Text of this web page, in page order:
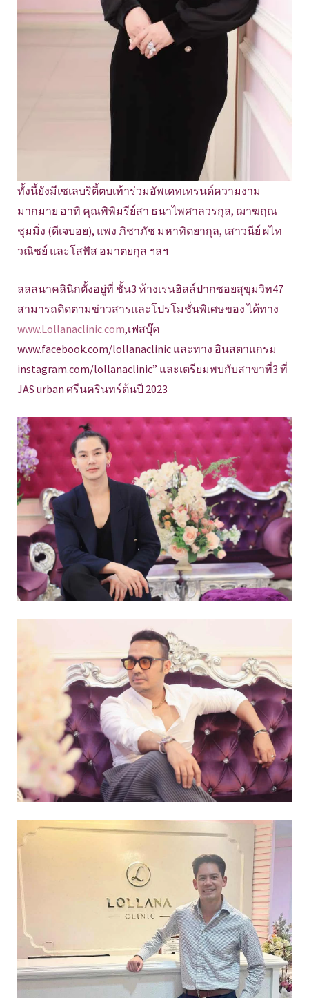
ทั้งนี้ยังมีเซเลบริตี้ตบเท้าร่วมอัพเดทเทรนด์ความงาม
มากมาย อาทิ คุณพิพิมรีย์สา ธนาไพศาลวรกุล, ฌาฆฤณ
ชุมมิ่ง (ดีเจบอย), แพง ภิชาภัช มหาทิตยากุล, เสาวนีย์ ผไท
วณิชย์ และโสฬัส อมาตยกุล ฯลฯ
ลลลนาคลินิกตั้งอยู่ที่ ชั้น3 ห้างเรนฮิลล์ปากซอยสุขุมวิท47
สามารถติดตามข่าวสารและโปรโมชั่นพิเศษของ ได้ทาง
www.Lollanaclinic.com,เฟสบุ๊ค
www.facebook.com/lollanaclinic และทาง อินสตาแกรม
instagram.com/lollanaclinic” และเตรียมพบกับสาขาที่3 ที่
JAS urban ศรีนครินทร์ต้นปี 2023